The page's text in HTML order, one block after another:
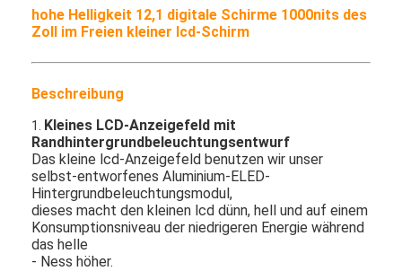
hohe Helligkeit 12,1 digitale Schirme 1000nits des
Zoll im Freien kleiner lcd-Schirm
Beschreibung
1. Kleines LCD-Anzeigefeld mit
Randhintergrundbeleuchtungsentwurf
Das kleine lcd-Anzeigefeld benutzen wir unser
selbst-entworfenes Aluminium-ELED-
Hintergrundbeleuchtungsmodul,
dieses macht den kleinen lcd dünn, hell und auf einem
Konsumptionsniveau der niedrigeren Energie während
das helle
- Ness höher.